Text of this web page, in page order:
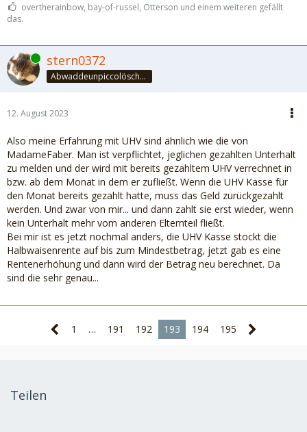
overtherainbow, bay-of-russel, Otterson und einem weiteren gefällt
das.
Online stern0372
Abwaddeunpiccolöschedrinke
12. August 2023
Also meine Erfahrung mit UHV sind ähnlich wie die von
MadameFaber. Man ist verpflichtet, jeglichen gezahlten Unterhalt
zu melden und der wird mit bereits gezahltem UHV verrechnet in
bzw. ab dem Monat in dem er zufließt. Wenn die UHV Kasse für
den Monat bereits gezahlt hatte, muss das Geld zurückgezahlt
werden. Und zwar von mir... und dann zahlt sie erst wieder, wenn
kein Unterhalt mehr vom anderen Elternteil fließt.
Bei mir ist es jetzt nochmal anders, die UHV Kasse stockt die
Halbwaisenrente auf bis zum Mindestbetrag, jetzt gab es eine
Rentenerhöhung und dann wird der Betrag neu berechnet. Da
sind die sehr genau...
1 … 191 192 193 194 195
Teilen